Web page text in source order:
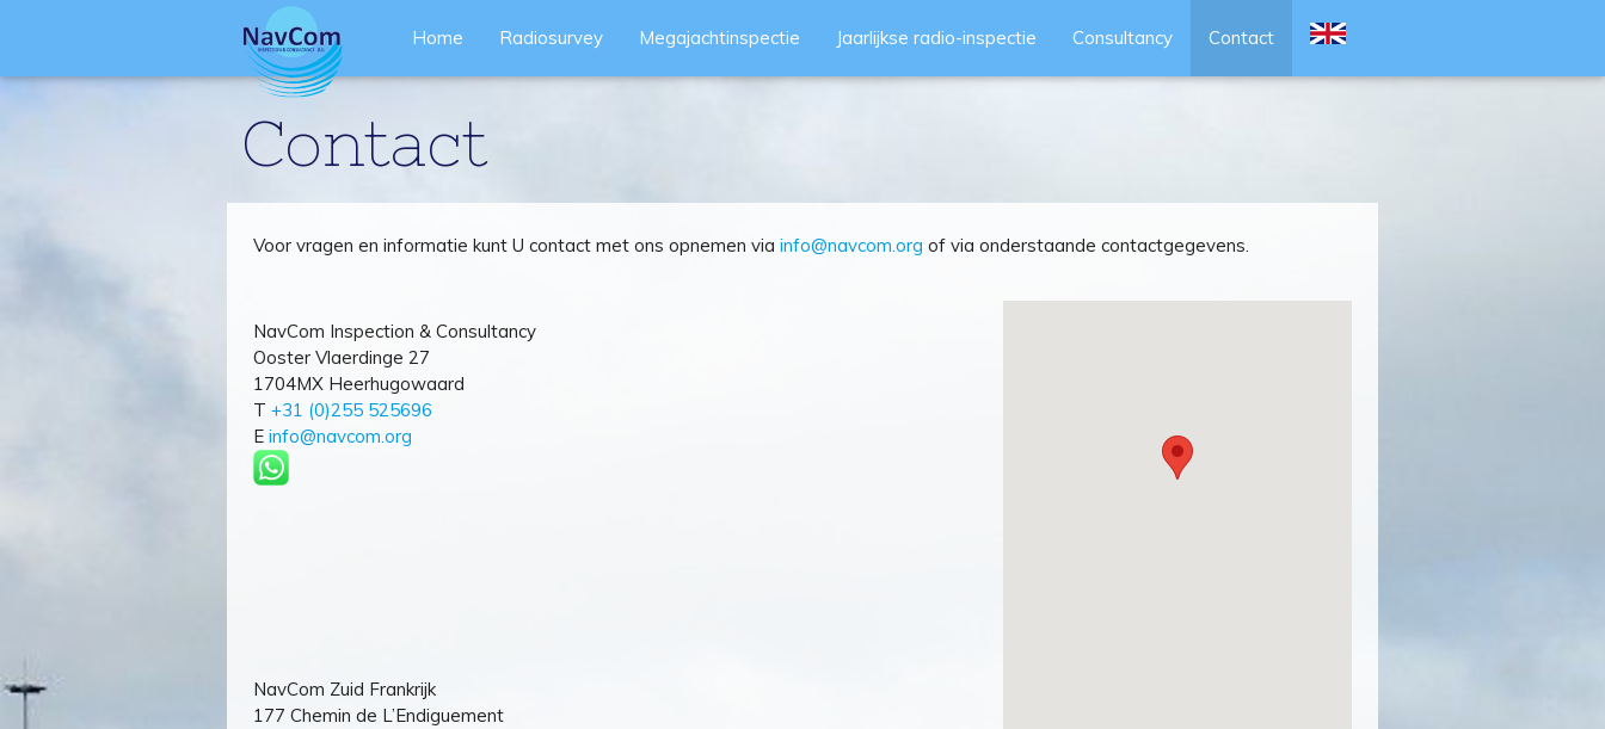
Home Radiosurvey Megajachtinspectie Jaarlijkse radio-inspectie Consultancy Contact
Contact
Voor vragen en informatie kunt U contact met ons opnemen via info@navcom.org of via onderstaande contactgegevens.
NavCom Inspection & Consultancy
Ooster Vlaerdinge 27
1704MX Heerhugowaard
T +31 (0)255 525696
E info@navcom.org
NavCom Zuid Frankrijk
177 Chemin de L’Endiguement